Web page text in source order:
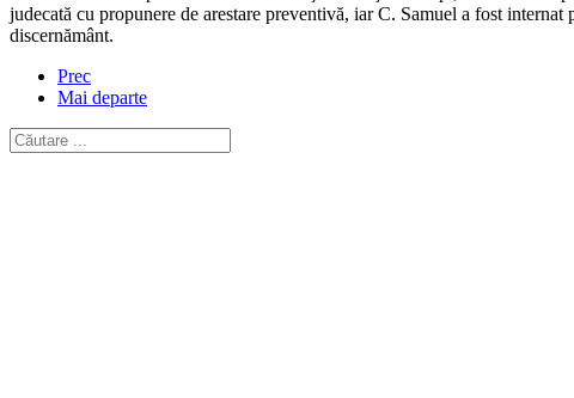
judecată cu propunere de arestare preventivă, iar C. Samuel a fost
discernământ.
Prec
Mai departe